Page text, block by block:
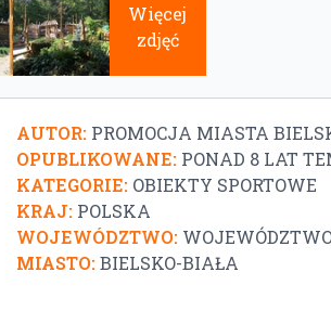
Więcej
zdjęć
AUTOR: PROMOCJA MIASTA
OPUBLIKOWANE: PONAD 8 LAT
KATEGORIE: OBIEKTY SPORTOWE
KRAJ: POLSKA
WOJEWÓDZTWO:
MIASTO: BIELSKO-BIAŁA